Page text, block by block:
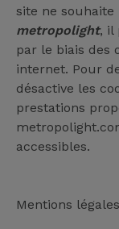
site ne souhaite
metropolight, il
par le biais des
internet. Pour
désactive les
prestations
accessibles.
Mentions